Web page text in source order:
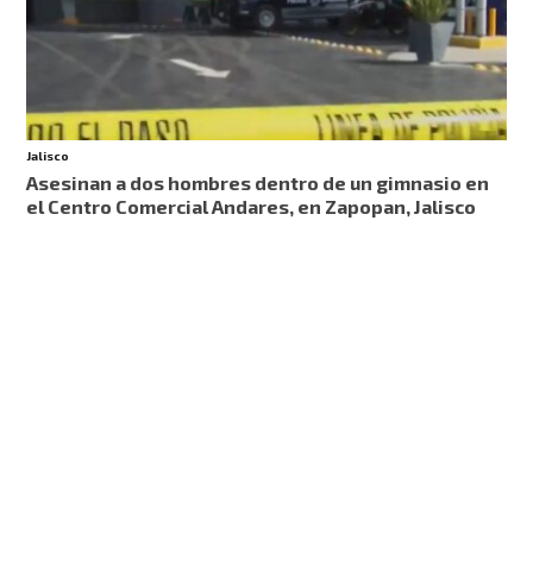
Jalisco
Asesinan a dos hombres dentro de un gimnasio en
el Centro Comercial Andares, en Zapopan, Jalisco